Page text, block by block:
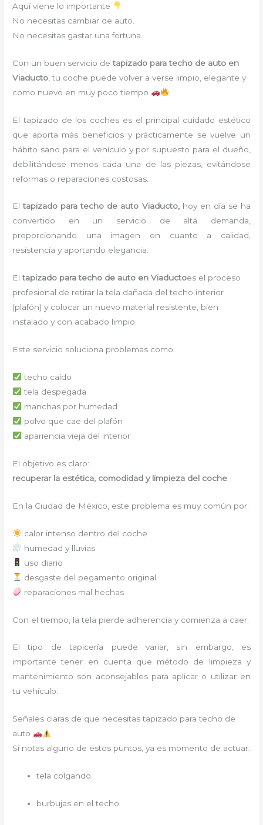
Aquí viene lo importante
No necesitas cambiar de auto.
No necesitas gastar una fortuna.
Con un buen servicio detapizado para techo de auto en
Viaducto , tu coche puede volver a verse limpio, elegante y
como nuevo en muy poco tiempo
El tapizado de los coches es el principal cuidado estético
que aporta más beneficios y prácticamente se vuelve un
hábito sano para el vehículo y por supuesto para el dueño,
debilitándose menos cada una de las piezas, evitándose
reformas o reparaciones costosas.
El tapizado para techo de auto Viaducto, hoy en día se ha
convertido en un servicio de alta demanda,
proporcionando una imagen en cuanto a calidad,
resistencia y aportando elegancia.
Eltapizado para techo de auto en Viaductoes el proceso
profesional de retirar la tela dañada del techo interior
(plafón) y colocar un nuevo material resistente, bien
instalado y con acabado limpio.
Este servicio soluciona problemas como:
techo caído
tela despegada
manchas por humedad
polvo que cae del plafón
apariencia vieja del interior
El objetivo es claro:
recuperar la estética, comodidad y limpieza del coche
En la Ciudad de México, este problema es muy común por:
calor intenso dentro del coche
humedad y lluvias
uso diario
desgaste del pegamento original
reparaciones mal hechas
Con el tiempo, la tela pierde adherencia y comienza a caer.
El tipo de tapicería puede variar, sin embargo, es
importante tener en cuenta que método de limpieza y
mantenimiento son aconsejables para aplicar o utilizar en
tu vehículo.
Señales claras de que necesitas tapizado para techo de
auto
Si notas alguno de estos puntos, ya es momento de actuar:
tela colgando
burbujas en el techo